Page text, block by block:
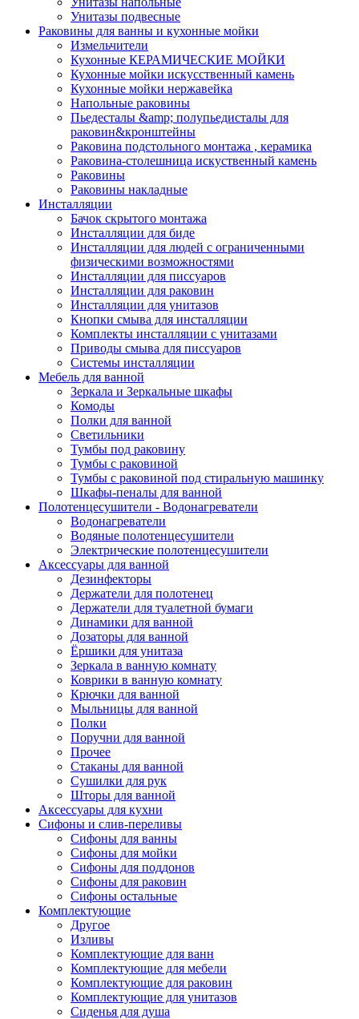
Унитазы подвесные
Раковины для ванны и кухонные мойки
Измельчители
Кухонные КЕРАМИЧЕСКИЕ МОЙКИ
Кухонные мойки искусственный камень
Кухонные мойки нержавейка
Напольные раковины
Пьедесталы &amp; полупьедисталы для
раковин&кронштейны
Раковина подстольного монтажа , керамика
Раковина-столешница искуственный камень
Раковины
Раковины накладные
Инсталляции
Бачок скрытого монтажа
Инсталляции для биде
Инсталляции для людей с ограниченными
физическими возможностями
Инсталляции для писсуаров
Инсталляции для раковин
Инсталляции для унитазов
Кнопки смыва для инсталляции
Комплекты инсталляции с унитазами
Приводы смыва для писсуаров
Системы инсталляции
Мебель для ванной
Зеркала и Зеркальные шкафы
Комоды
Полки для ванной
Светильники
Тумбы под раковину
Тумбы с раковиной
Тумбы с раковиной под стиральную машинку
Шкафы-пеналы для ванной
Полотенцесушители - Водонагреватели
Водонагреватели
Водяные полотенцесушители
Электрические полотенцесушители
Аксессуары для ванной
Дезинфекторы
Держатели для полотенец
Держатели для туалетной бумаги
Динамики для ванной
Дозаторы для ванной
Ёршики для унитаза
Зеркала в ванную комнату
Коврики в ванную комнату
Крючки для ванной
Мыльницы для ванной
Полки
Поручни для ванной
Прочее
Стаканы для ванной
Сушилки для рук
Шторы для ванной
Аксессуары для кухни
Сифоны и слив-переливы
Сифоны для ванны
Сифоны для мойки
Сифоны для поддонов
Сифоны для раковин
Сифоны остальные
Комплектующие
Другое
Изливы
Комплектующие для ванн
Комплектующие для мебели
Комплектующие для раковин
Комплектующие для унитазов
Сиденья для душа